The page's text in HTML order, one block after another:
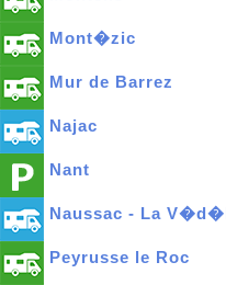
Mont�zic
Mur de Barrez
Najac
Nant
Naussac - La
Peyrusse le Roc